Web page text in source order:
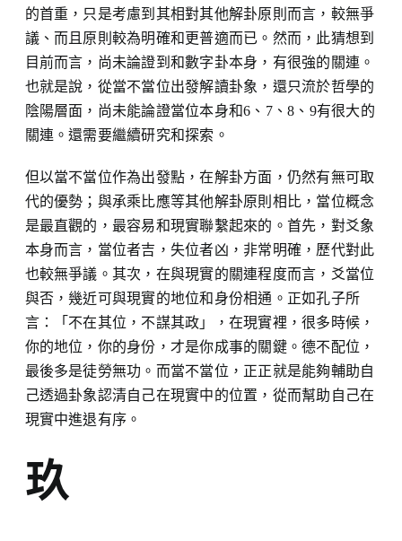
的首重，只是考慮到其相對其他解卦原則而言，較無爭
議、而且原則較為明確和更普適而已。然而，此猜想到
目前而言，尚未論證到和數字卦本身，有很強的關連。
也就是說，從當不當位出發解讀卦象，還只流於哲學的
陰陽層面，尚未能論證當位本身和6、7、8、9有很大的
關連。還需要繼續研究和探索。
但以當不當位作為出發點，在解卦方面，仍然有無可取
代的優勢；與承乘比應等其他解卦原則相比，當位概念
是最直觀的，最容易和現實聯繫起來的。首先，對爻象
本身而言，當位者吉，失位者凶，非常明確，歷代對此
也較無爭議。其次，在與現實的關連程度而言，爻當位
與否，幾近可與現實的地位和身份相通。正如孔子所
言：「不在其位，不謀其政」，在現實裡，很多時候，
你的地位，你的身份，才是你成事的關鍵。德不配位，
最後多是徒勞無功。而當不當位，正正就是能夠輔助自
己透過卦象認清自己在現實中的位置，從而幫助自己在
現實中進退有序。
玖